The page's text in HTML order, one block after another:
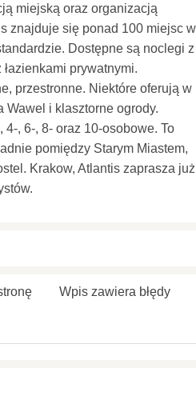
miejską oraz organizacją
znajduje się ponad 100 miejsc w
Dostępne są noclegi z
prywatnymi.
przestronne. Niektóre oferują w
i klasztorne ogrody.
, 6-, 8- oraz 10-osobowe. To
pomiędzy Starym Miastem,
Krakow, Atlantis zaprasza już
Wpis zawiera błędy